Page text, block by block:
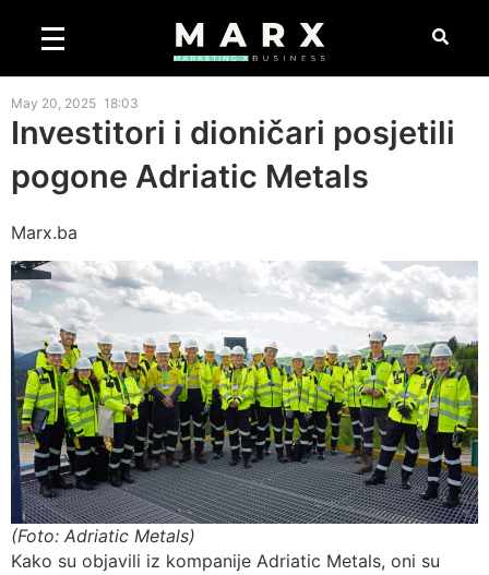
May 20, 2025 18:03
Investitori i dioničari posjetili
pogone Adriatic Metals
Marx.ba
(Foto: Adriatic Metals)
Kako su objavili iz kompanije Adriatic Metals, oni su